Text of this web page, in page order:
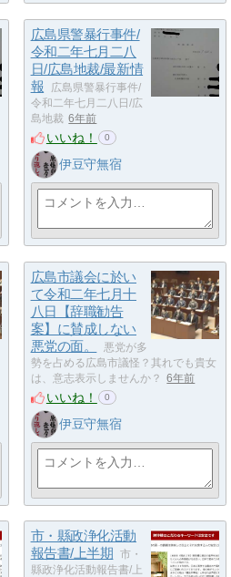
広島県警暴行事件/
令和二年七月二八
日/広島地裁/最新情
報
広島県警暴行事件/
令和二年七月二八日/広
島地裁 6年前
いいね！ 0
伊豆守無宿
広島市議会に於い
て令和二年七月十
八日【辞職勧告
案】に賛成しない
悪党の面。
悪党が多
勢を占める広島市議怪？其れでも貴女
は、意志表示しませんか？
6年前
いいね！ 0
伊豆守無宿
市・縣政浄化活動
報告書/上半期
市・
縣政浄化活動報告書/上